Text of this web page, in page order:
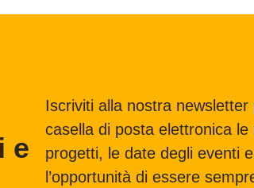
e
Iscriviti alla nostra
casella di posta elettronica
progetti, le date degli eventi
l’opportunità di essere